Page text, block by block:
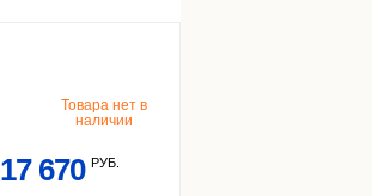
Товара нет в
наличии
17 670 РУБ.